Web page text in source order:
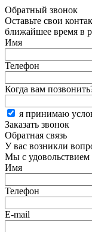
Обратный звонок
Оставьте свои
ближайшее время в
Имя
Телефон
Когда вам
я принимаю
Заказать звонок
Обратная связь
У вас возникли
Мы с удовольствием
Имя
Телефон
E-mail